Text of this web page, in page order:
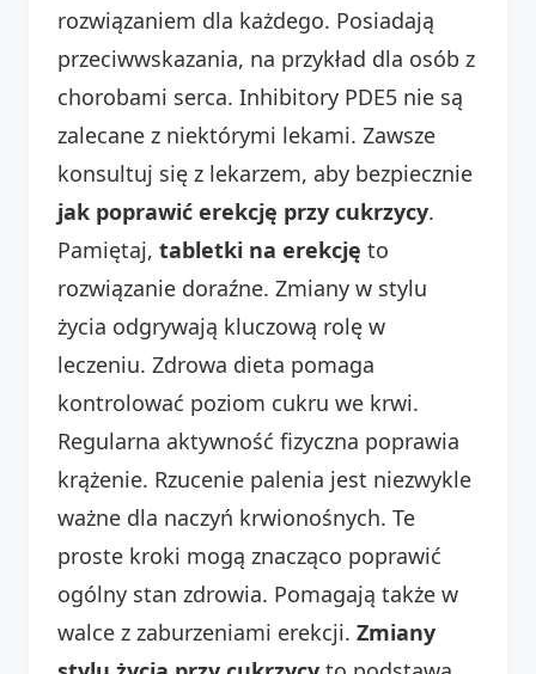
rozwiązaniem dla każdego. Posiadają
przeciwwskazania, na przykład dla osób z
chorobami serca. Inhibitory PDE5 nie są
zalecane z niektórymi lekami. Zawsze
konsultuj się z lekarzem, aby bezpiecznie
jak poprawić erekcję przy cukrzycy.
Pamiętaj, tabletki na erekcję to
rozwiązanie doraźne. Zmiany w stylu
życia odgrywają kluczową rolę w
leczeniu. Zdrowa dieta pomaga
kontrolować poziom cukru we krwi.
Regularna aktywność fizyczna poprawia
krążenie. Rzucenie palenia jest niezwykle
ważne dla naczyń krwionośnych. Te
proste kroki mogą znacząco poprawić
ogólny stan zdrowia. Pomagają także w
walce z zaburzeniami erekcji. Zmiany